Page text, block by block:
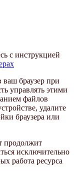
с инструкцией
браузер при
управлять этими
файлов
удалите
браузера или
продолжит
исключительно
работа ресурса